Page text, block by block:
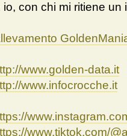
io, con chi mi ritiene
www.golden-data.it
www.infocrocche.it
www.tiktok.com/